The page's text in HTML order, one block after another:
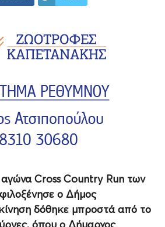
αγώνα Cross Country Run των
ο Δήμος
δόθηκε μπροστά από το
όπου ο Δήμαρχος